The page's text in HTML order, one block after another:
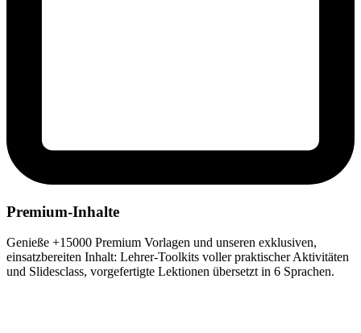
Premium-Inhalte
Genieße +15000 Premium Vorlagen und unseren exklusiven,
einsatzbereiten Inhalt: Lehrer-Toolkits voller praktischer Aktivitäten
und Slidesclass, vorgefertigte Lektionen übersetzt in 6 Sprachen.